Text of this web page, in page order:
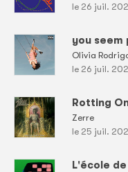
le 26 juil.
you
Olivia
le 26 juil.
Rotting
Zerre
le 25 juil.
L'école